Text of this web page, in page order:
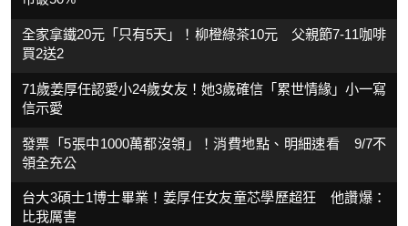
全家拿鐵20元「只有5天」！柳橙綠茶10元 父親節7-11咖啡
買2送2
71歲姜厚任認愛小24歲女友！她3歲確信「累世情緣」小一寫
信示愛
發票「5張中1000萬都沒領」！消費地點、明細速看 9/7不
領全充公
台大3碩士1博士畢業！姜厚任女友童芯學歷超狂 他讚爆：
比我厲害